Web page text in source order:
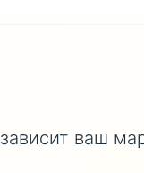
ваш